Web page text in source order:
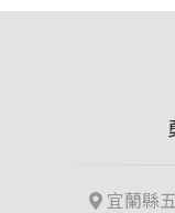
宜蘭縣